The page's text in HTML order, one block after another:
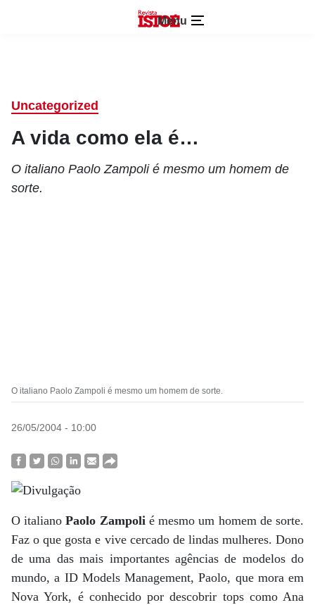
Menu
Uncategorized
A vida como ela é…
O italiano Paolo Zampoli é mesmo um homem de
sorte.
O italiano Paolo Zampoli é mesmo um homem de sorte.
26/05/2004 - 10:00
O italianoPaolo Zampoli é mesmo um homem de sorte.
Faz o que gosta e vive cercado de lindas mulheres. Dono
de uma das mais importantes agências de modelos do
mundo, a ID Models Management, Paolo, que mora em
Nova York, é conhecido por descobrir tops como Ana